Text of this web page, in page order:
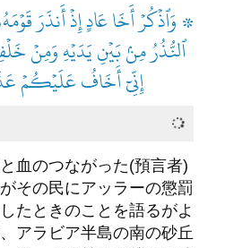
۞ وَٱذۡكُرۡ أَخَا عَادٍ إِذۡ أَنذَرَ
ٱلنُّذُرُ مِنۢ بَيۡنِ يَدَيۡهِ وَمِنۡ
إِنِّيٓ أَخَافُ عَلَيۡكُمۡ
血のつながった(預言者)
その民にアッラーの懲罰
たときのことを語るがよ
アラビア半島の南の砂丘